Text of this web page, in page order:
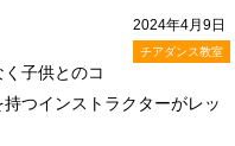
2024年4月9日
チアダンス教室
子供とのコ
つインストラクターがレッ